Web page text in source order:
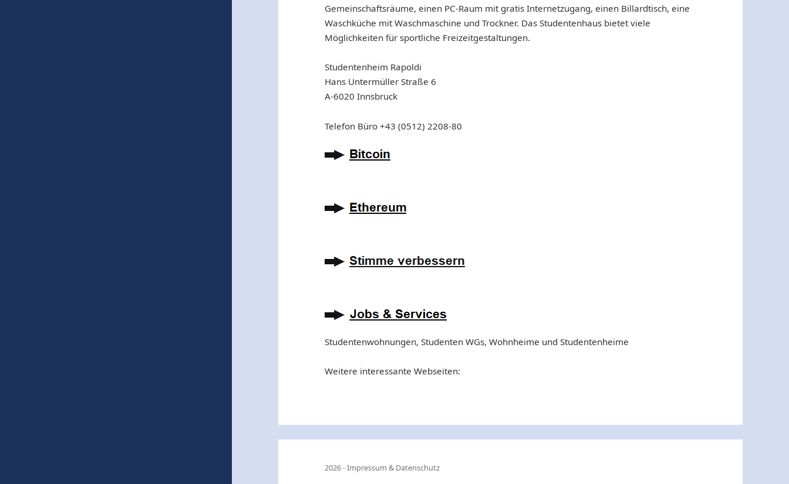
Gemeinschaftsräume, einen PC-Raum mit gratis Internetzugang, einen Billardtisch, eine
Waschküche mit Waschmaschine und Trockner. Das Studentenhaus bietet viele
Möglichkeiten für sportliche Freizeitgestaltungen.
Studentenheim Rapoldi
Hans Untermüller Straße 6
A-6020 Innsbruck
Telefon Büro +43 (0512) 2208-80
Studentenwohnungen, Studenten WGs, Wohnheime und Studentenheime
Weitere interessante Webseiten:
2026 -Impressum & Datenschutz